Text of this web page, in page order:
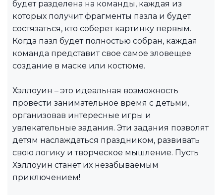
будет разделена на команды, каждая из
которых получит фрагменты пазла и будет
состязаться, кто соберет картинку первым.
Когда пазл будет полностью собран, каждая
команда представит свое самое зловещее
создание в маске или костюме.
Хэллоуин – это идеальная возможность
провести занимательное время с детьми,
организовав интересные игры и
увлекательные задания. Эти задания позволят
детям наслаждаться праздником, развивать
свою логику и творческое мышление. Пусть
Хэллоуин станет их незабываемым
приключением!